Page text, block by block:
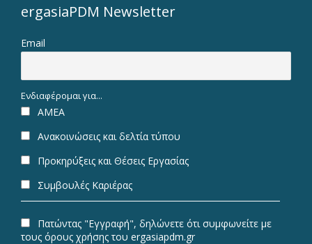
ergasiaPDM Newsletter
Email
Ενδιαφέρομαι για...
ΑΜΕΑ
Ανακοινώσεις και δελτία τύπου
Προκηρύξεις και Θέσεις Εργασίας
Συμβουλές Καριέρας
Πατώντας "Εγγραφή", δηλώνετε ότι συμφωνείτε με
τους όρους χρήσης του ergasiapdm.gr